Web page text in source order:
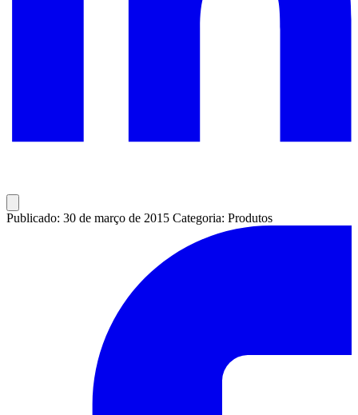
Publicado: 30 de março de 2015 Categoria: Produtos